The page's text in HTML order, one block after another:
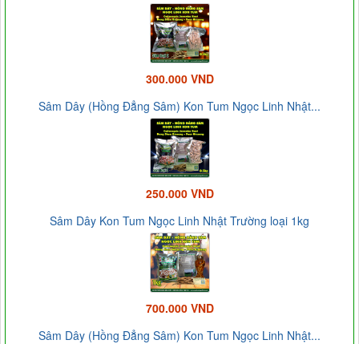
300.000 VND
Sâm Dây (Hồng Đẳng Sâm) Kon Tum Ngọc Linh Nhật...
250.000 VND
Sâm Dây Kon Tum Ngọc Linh Nhật Trường loại 1kg
700.000 VND
Sâm Dây (Hồng Đẳng Sâm) Kon Tum Ngọc Linh Nhật...